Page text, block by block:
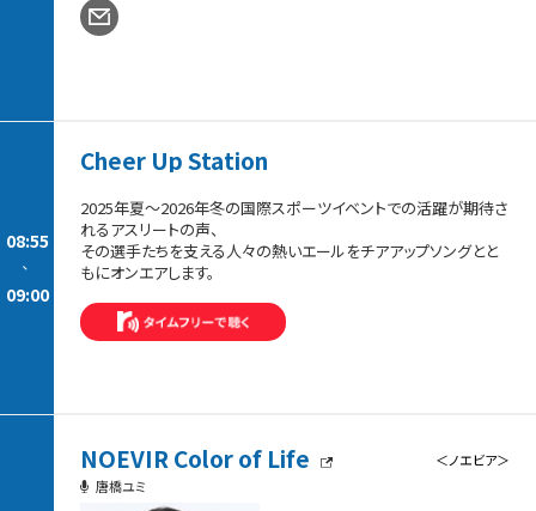
08:55
-
09:00
Cheer Up Station
2025年夏～2026年冬の国際スポーツイベントでの活躍が期待さ
れるアスリートの声、
その選手たちを支える人々の熱いエールをチアアップソングとと
もにオンエアします。
NOEVIR Color of Life
＜ノエビア＞
唐橋ユミ